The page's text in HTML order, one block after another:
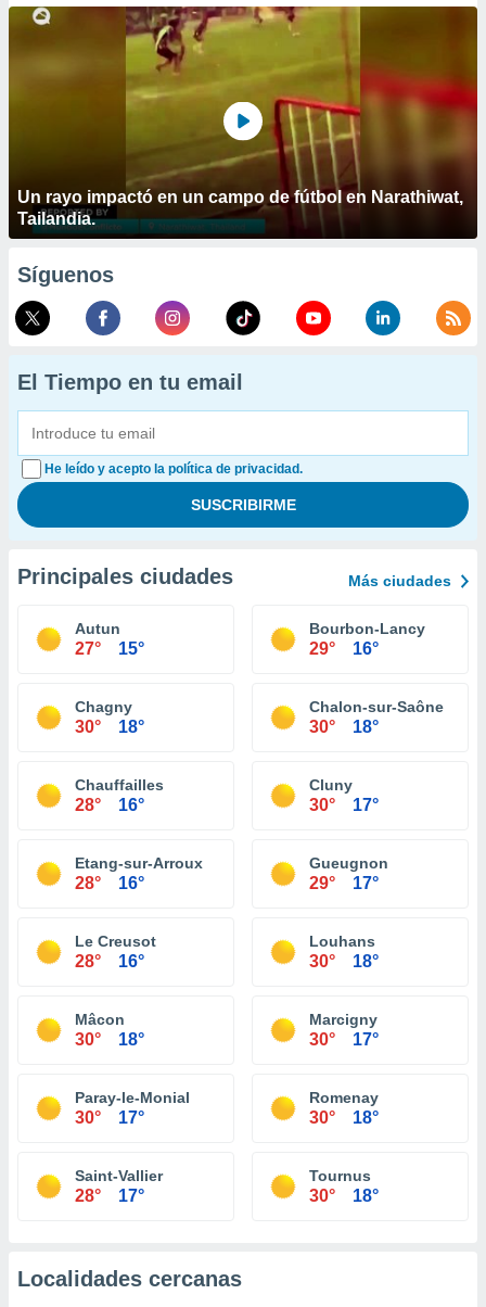
Un rayo impactó en un campo de fútbol en Narathiwat,
Tailandia.
Síguenos
El Tiempo en tu email
He leído y acepto la política de privacidad.
Principales ciudades Más ciudades
Autun
27° 15°
Bourbon-Lancy
29° 16°
Chagny
30° 18°
Chalon-sur-Saône
30° 18°
Chauffailles
28° 16°
Cluny
30° 17°
Etang-sur-Arroux
28° 16°
Gueugnon
29° 17°
Le Creusot
28° 16°
Louhans
30° 18°
Mâcon
30° 18°
Marcigny
30° 17°
Paray-le-Monial
30° 17°
Romenay
30° 18°
Saint-Vallier
28° 17°
Tournus
30° 18°
Localidades cercanas